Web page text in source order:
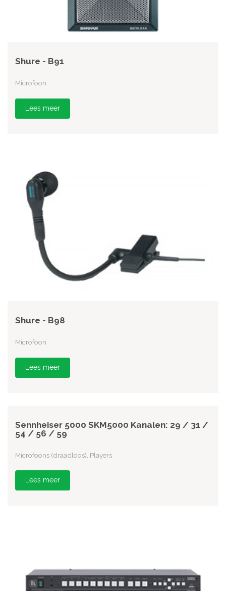
Shure - B91
Microfoon
Lees meer
Shure - B98
Microfoon
Lees meer
Sennheiser 5000 SKM5000 Kanalen: 29 / 31 /
54 / 56 / 59
Microfoons (draadloos), Players
Lees meer